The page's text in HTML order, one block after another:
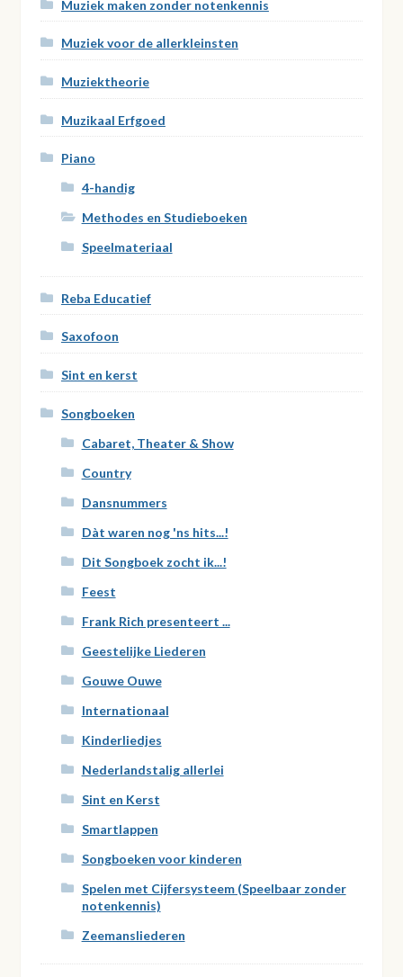
Muziek maken zonder notenkennis
Muziek voor de allerkleinsten
Muziektheorie
Muzikaal Erfgoed
Piano
4-handig
Methodes en Studieboeken
Speelmateriaal
Reba Educatief
Saxofoon
Sint en kerst
Songboeken
Cabaret, Theater & Show
Country
Dansnummers
Dàt waren nog 'ns hits...!
Dit Songboek zocht ik...!
Feest
Frank Rich presenteert ...
Geestelijke Liederen
Gouwe Ouwe
Internationaal
Kinderliedjes
Nederlandstalig allerlei
Sint en Kerst
Smartlappen
Songboeken voor kinderen
Spelen met Cijfersysteem (Speelbaar zonder
notenkennis)
Zeemansliederen